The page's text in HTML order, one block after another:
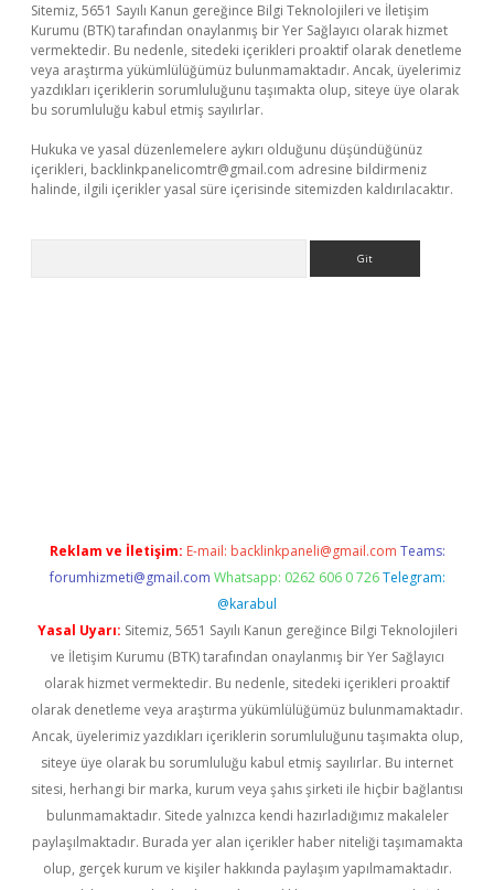
Sitemiz, 5651 Sayılı Kanun gereğince Bilgi Teknolojileri ve İletişim
Kurumu (BTK) tarafından onaylanmış bir Yer Sağlayıcı olarak hizmet
vermektedir. Bu nedenle, sitedeki içerikleri proaktif olarak denetleme
veya araştırma yükümlülüğümüz bulunmamaktadır. Ancak, üyelerimiz
yazdıkları içeriklerin sorumluluğunu taşımakta olup, siteye üye olarak
bu sorumluluğu kabul etmiş sayılırlar.
Hukuka ve yasal düzenlemelere aykırı olduğunu düşündüğünüz
içerikleri, backlinkpanelicomtr@gmail.com adresine bildirmeniz
halinde, ilgili içerikler yasal süre içerisinde sitemizden kaldırılacaktır.
Reklam ve İletişim: E-mail: backlinkpaneli@gmail.com Teams:
forumhizmeti@gmail.com Whatsapp: 0262 606 0 726 Telegram:
@karabul
Yasal Uyarı: Sitemiz, 5651 Sayılı Kanun gereğince Bilgi Teknolojileri
ve İletişim Kurumu (BTK) tarafından onaylanmış bir Yer Sağlayıcı
olarak hizmet vermektedir. Bu nedenle, sitedeki içerikleri proaktif
olarak denetleme veya araştırma yükümlülüğümüz bulunmamaktadır.
Ancak, üyelerimiz yazdıkları içeriklerin sorumluluğunu taşımakta olup,
siteye üye olarak bu sorumluluğu kabul etmiş sayılırlar. Bu internet
sitesi, herhangi bir marka, kurum veya şahıs şirketi ile hiçbir bağlantısı
bulunmamaktadır. Sitede yalnızca kendi hazırladığımız makaleler
paylaşılmaktadır. Burada yer alan içerikler haber niteliği taşımamakta
olup, gerçek kurum ve kişiler hakkında paylaşım yapılmamaktadır.